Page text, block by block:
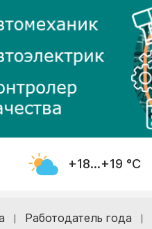
+18...+19 °С
Работодатель года